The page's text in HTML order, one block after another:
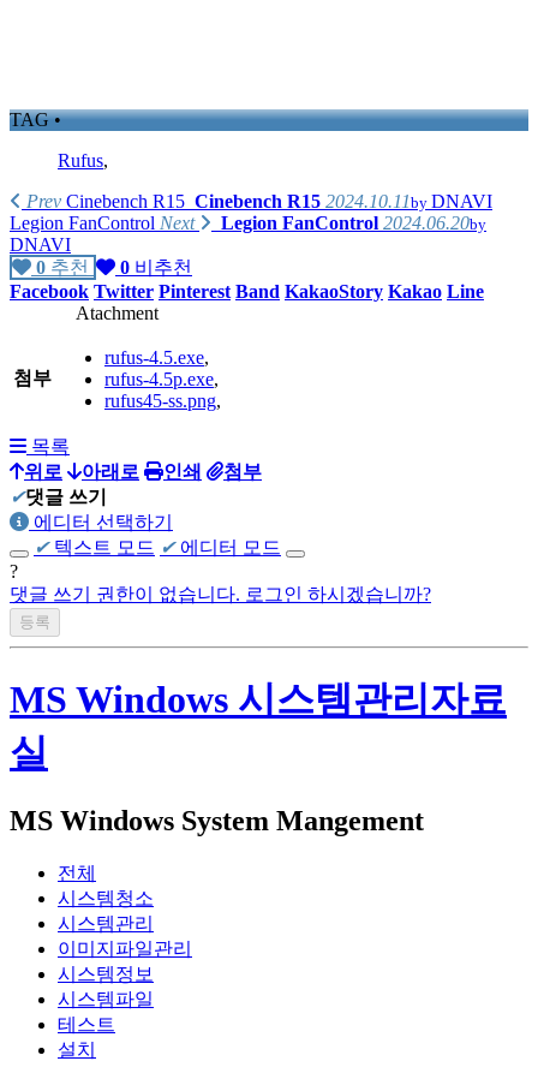
TAG •
Rufus,
Prev Cinebench R15 Cinebench R15 2024.10.11by DNAVI
Legion FanControl Next Legion FanControl 2024.06.20by
DNAVI
0 추천 0 비추천
Facebook Twitter Pinterest Band KakaoStory Kakao Line
Atachment
첨부
rufus-4.5.exe,
rufus-4.5p.exe,
rufus45-ss.png,
목록
위로
아래로 인쇄
첨부
✔댓글 쓰기
에디터 선택하기
✔ 텍스트 모드 ✔ 에디터 모드
?
댓글 쓰기 권한이 없습니다. 로그인 하시겠습니까?
MS Windows 시스템관리자료
실
MS Windows System Mangement
전체
시스템청소
시스템관리
이미지파일관리
시스템정보
시스템파일
테스트
설치